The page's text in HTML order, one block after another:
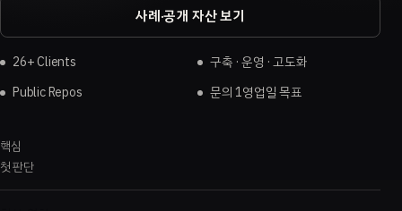
사례·공개 자산 보기
26+ Clients
구축 · 운영 · 고도화
Public Repos
문의 1영업일 목표
핵심
첫 판단